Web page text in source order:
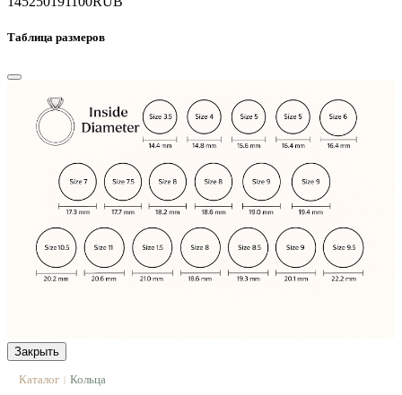
Таблица размеров
Закрыть
Каталог | Кольца